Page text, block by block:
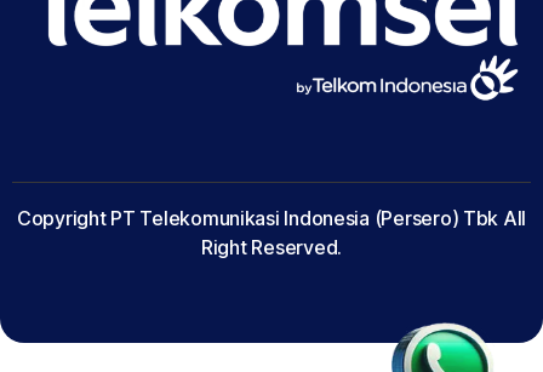
Copyright PT Telekomunikasi Indonesia (Persero) Tbk All
Right Reserved.